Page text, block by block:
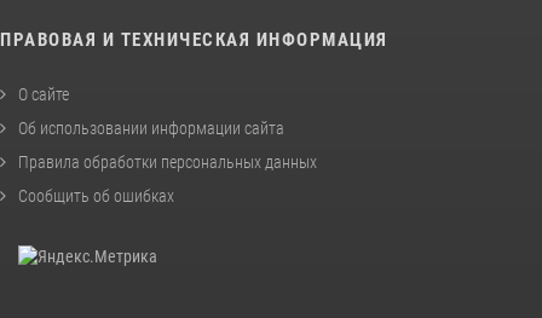
ПРАВОВАЯ И ТЕХНИЧЕСКАЯ ИНФОРМАЦИЯ
О сайте
Об использовании информации сайта
Правила обработки персональных данных
Сообщить об ошибках